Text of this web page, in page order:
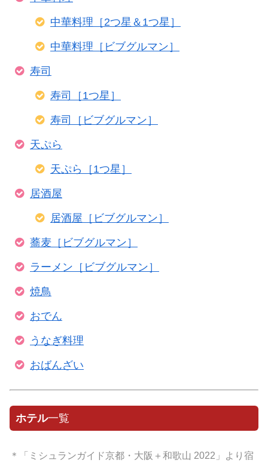
中華料理［2つ星＆1つ星］
中華料理［ビブグルマン］
寿司
寿司［1つ星］
寿司［ビブグルマン］
天ぷら
天ぷら［1つ星］
居酒屋
居酒屋［ビブグルマン］
蕎麦［ビブグルマン］
ラーメン［ビブグルマン］
焼鳥
おでん
うなぎ料理
おばんざい
ホテル一覧
＊「ミシュランガイド京都・大阪＋和歌山 2022」より宿